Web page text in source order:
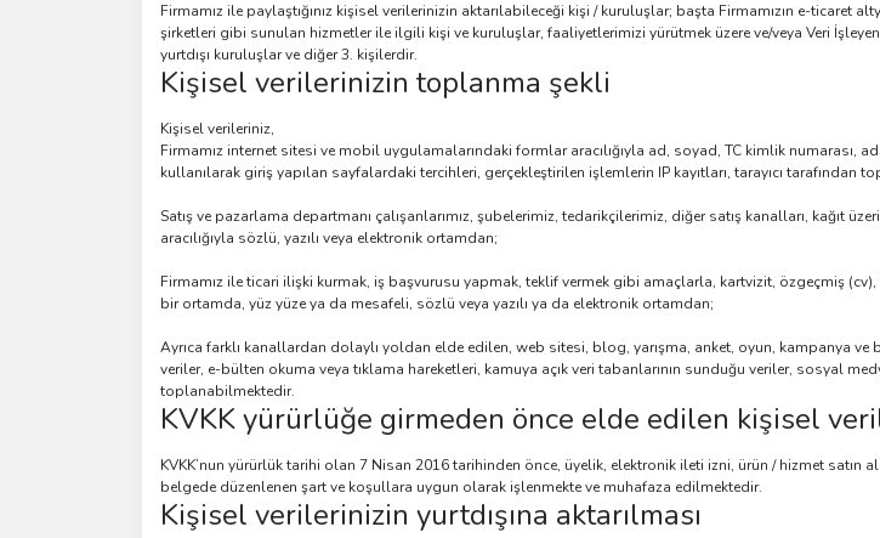
Firmamız ile paylaştığınız kişisel verilerinizin aktarılabileceği kişi / kuruluşlar; başta Firmamızın e-ticaret
şirketleri gibi sunulan hizmetler ile ilgili kişi ve kuruluşlar, faaliyetlerimizi yürütmek üzere ve/veya Veri
yurtdışı kuruluşlar ve diğer 3. kişilerdir.
Kişisel verilerinizin toplanma şekli
Kişisel verileriniz,
Firmamız internet sitesi ve mobil uygulamalarındaki formlar aracılığıyla ad, soyad, TC kimlik numarası,
kullanılarak giriş yapılan sayfalardaki tercihleri, gerçekleştirilen işlemlerin IP kayıtları, tarayıcı tarafından
Satış ve pazarlama departmanı çalışanlarımız, şubelerimiz, tedarikçilerimiz, diğer satış kanalları, kağıt
aracılığıyla sözlü, yazılı veya elektronik ortamdan;
Firmamız ile ticari ilişki kurmak, iş başvurusu yapmak, teklif vermek gibi amaçlarla, kartvizit, özgeçmiş
bir ortamda, yüz yüze ya da mesafeli, sözlü veya yazılı ya da elektronik ortamdan;
Ayrıca farklı kanallardan dolaylı yoldan elde edilen, web sitesi, blog, yarışma, anket, oyun, kampanya
veriler, e-bülten okuma veya tıklama hareketleri, kamuya açık veri tabanlarının sunduğu veriler, sosyal
toplanabilmektedir.
KVKK yürürlüğe girmeden önce elde edilen kişisel
KVKK’nun yürürlük tarihi olan 7 Nisan 2016 tarihinden önce, üyelik, elektronik ileti izni, ürün / hizmet
belgede düzenlenen şart ve koşullara uygun olarak işlenmekte ve muhafaza edilmektedir.
Kişisel verilerinizin yurtdışına aktarılması